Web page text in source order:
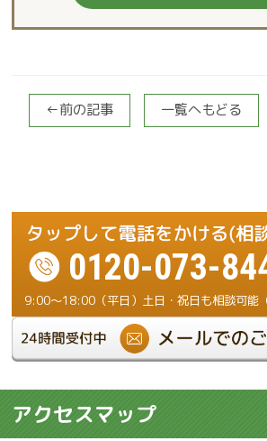
←前の記事 一覧へもどる
0120-073-
9:00～18:00（平日）土日・祝日も相談可能
アクセスマップ